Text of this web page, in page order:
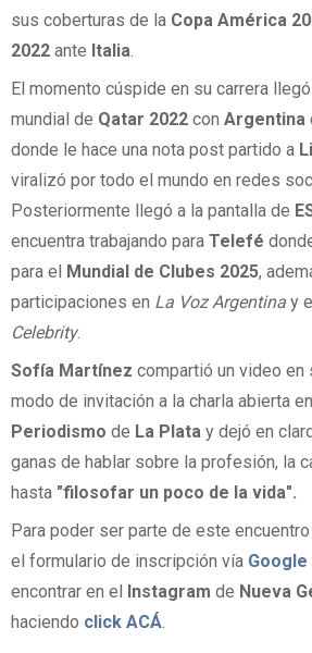
sus coberturas de la Copa América
2022 ante Italia
El momento cúspide en su carrera
mundial de Qatar 2022 con Argentina
donde le hace una nota post partido a
viralizó por todo el mundo en redes
Posteriormente llegó a la pantalla de
encuentra trabajando para Telefé
para el Mundial de Clubes 2025,
participaciones en La Voz Argentina y
Celebrity.
Sofía Martínez compartió un video
modo de invitación a la charla abierta
Periodismo de La Plata y dejó en
ganas de hablar sobre la profesión, la
hasta "filosofar un poco de la vida".
Para poder ser parte de este
el formulario de inscripción vía
encontrar en el
Instagram de Nueva
haciendo click ACÁ.